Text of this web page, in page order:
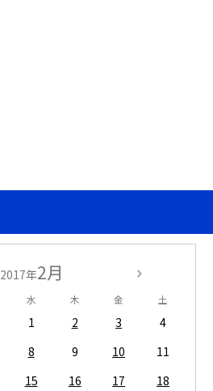
2017年2月
水 木 金 土
1 2 3
4
8 9 10
11
15 16 17
18